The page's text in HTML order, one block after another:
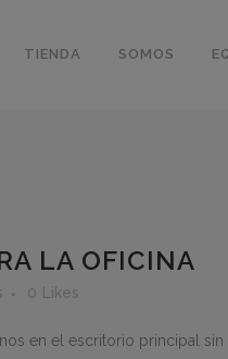
TIENDA SOMOS
LA OFICINA
0 Likes
en el escritorio principal